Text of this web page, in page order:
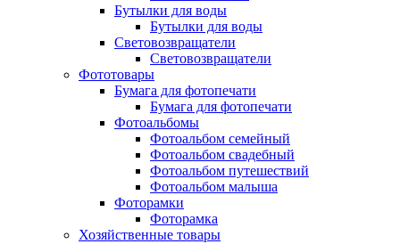
Бутылки для воды
Бутылки для воды
Световозвращатели
Световозвращатели
Фототовары
Бумага для фотопечати
Бумага для фотопечати
Фотоальбомы
Фотоальбом семейный
Фотоальбом свадебный
Фотоальбом путешествий
Фотоальбом малыша
Фоторамки
Фоторамка
Хозяйственные товары